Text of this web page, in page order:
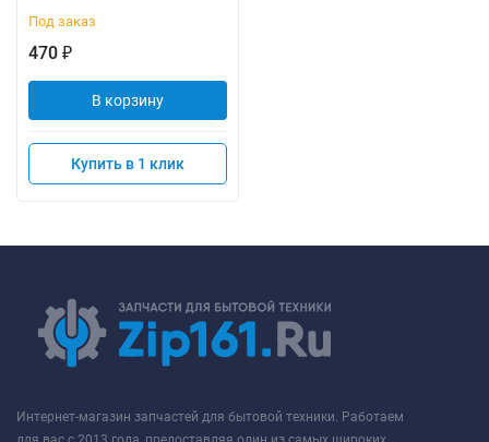
Под заказ
470 ₽
В корзину
Купить в 1 клик
Интернет-магазин запчастей для бытовой техники. Работаем